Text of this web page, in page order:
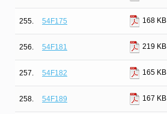
255. 54F175 168 KB
256. 54F181 219 KB
257. 54F182 165 KB
258. 54F189 167 KB